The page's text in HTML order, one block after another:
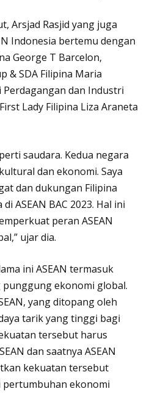
Arsjad Rasjid yang juga
Indonesia bertemu dengan
George T Barcelon,
& SDA Filipina Maria
dan Industri
Lady Filipina Liza Araneta
saudara. Kedua negara
dan ekonomi. Saya
dan dukungan Filipina
ASEAN BAC 2023. Hal ini
peran ASEAN
ujar dia.
ini ASEAN termasuk
ekonomi global.
yang ditopang oleh
tarik yang tinggi bagi
tersebut harus
dan saatnya ASEAN
kekuatan tersebut
pertumbuhan ekonomi